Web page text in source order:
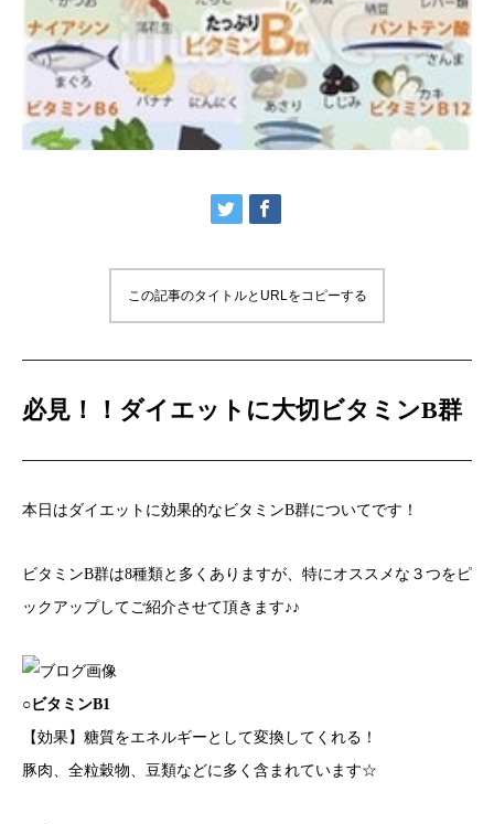
この記事のタイトルとURLをコピーする
必見！！ダイエットに大切ビタミンB群
本日はダイエットに効果的なビタミンB群についてです！
ビタミンB群は8種類と多くありますが、特にオススメな３つをピ
ックアップしてご紹介させて頂きます♪♪
○ビタミンB1
【効果】糖質をエネルギーとして変換してくれる！
豚肉、全粒穀物、豆類などに多く含まれています☆